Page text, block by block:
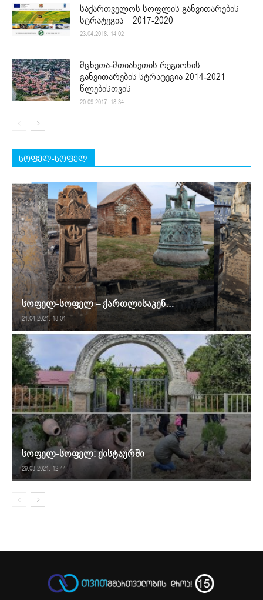
საქართველოს სოფლის განვითარების
სტრატეგია – 2017-2020
23.04.2018. 14:02
მცხეთა-მთიანეთის რეგიონის
განვითარების სტრატეგია 2014-2021
წლებისთვის
20.09.2017. 18:34
სოფელ-სოფელ
სოფელ-სოფელ – ქართლისაკენ…
21.04.2021. 18:01
სოფელ-სოფელ: ქისტაურში
29.03.2021. 12:44